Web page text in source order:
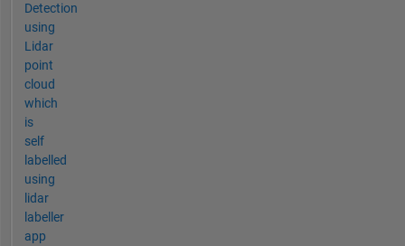
Detection
using
Lidar
point
cloud
which
is
self
labelled
using
lidar
labeller
app